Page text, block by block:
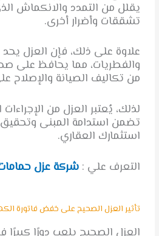
يقلل من التمدد والانكماش
تشققات وأضرار أخرى.
علاوة على ذلك، فإن العزل
والفطريات، مما يحافظ على
من تكاليف الصيانة والإصلاح
لذلك، يُعتبر العزل من
تضمن استدامة المبنى
استثمارك العقاري.
التعرف علي :شركة عزل
تأثير العزل الصحيح على خفض فاتورة